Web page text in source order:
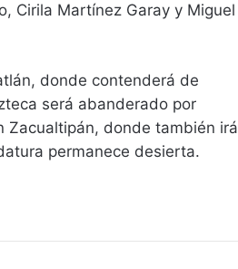
Cirila Martínez Garay y Miguel
donde contenderá de
será abanderado por
Zacualtipán, donde también irá
permanece desierta.